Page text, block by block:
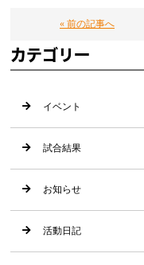
« 前の記事へ
カテゴリー
イベント
試合結果
お知らせ
活動日記